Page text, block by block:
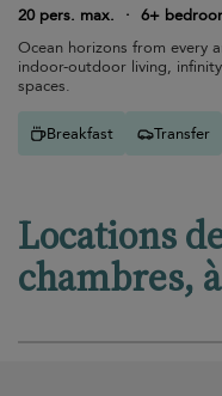
20 pers. max.
· 6+
Ocean horizons from every
indoor-outdoor living,
spaces.
Breakfast Transfer
Locations
chambres,